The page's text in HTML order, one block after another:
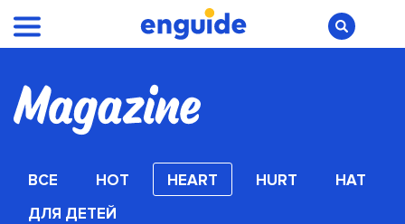
ВСЕ HOT HEART HURT
HAT
ДЛЯ ДЕТЕЙ